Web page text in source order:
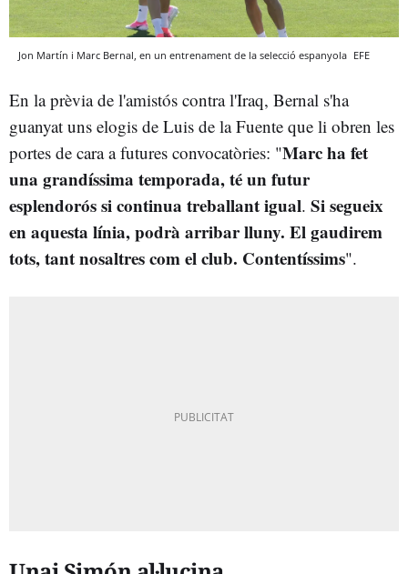
Jon Martín i Marc Bernal, en un entrenament de la selecció espanyola EFE
En la prèvia de l'amistós contra l'Iraq, Bernal s'ha
guanyat uns elogis de Luis de la Fuente que li obren les
portes de cara a futures convocatòries: "Marc ha fet
una grandíssima temporada, té un futur
esplendorós si continua treballant igual. Si segueix
en aquesta línia, podrà arribar lluny. El gaudirem
tots, tant nosaltres com el club. Contentíssims".